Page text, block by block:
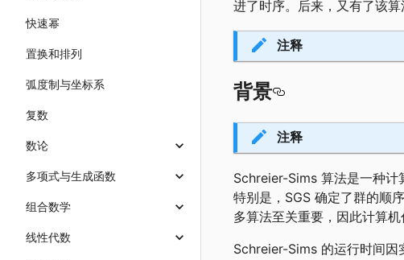
快速幂
置换和排列
弧度制与坐标系
复数
数论
多项式与生成函数
组合数学
线性代数
进了时序。后来，又有了该算
注释
背景
注释
Schreier-Sims 算法是一种计
特别是，SGS 确定了群的顺
多算法至关重要，因此计算
Schreier-Sims 的运行时间因